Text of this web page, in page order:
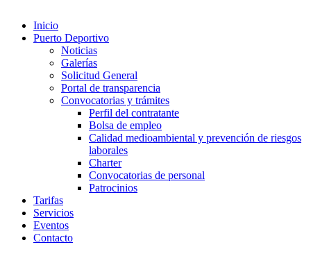
Inicio
Puerto Deportivo
Noticias
Galerías
Solicitud General
Portal de transparencia
Convocatorias y trámites
Perfil del contratante
Bolsa de empleo
Calidad medioambiental y prevención de riesgos
laborales
Charter
Convocatorias de personal
Patrocinios
Tarifas
Servicios
Eventos
Contacto